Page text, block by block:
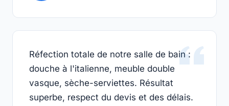
Réfection totale de notre salle de bain :
douche à l'italienne, meuble double
vasque, sèche-serviettes. Résultat
superbe, respect du devis et des délais.